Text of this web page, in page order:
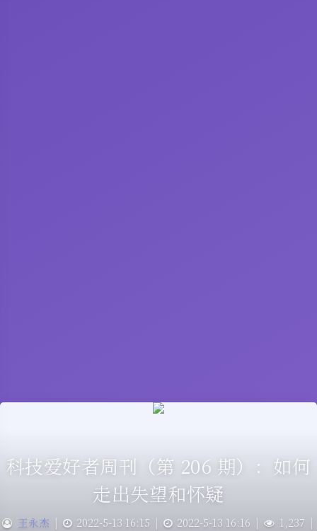
科技爱好者周刊（第 206 期）：如何
走出失望和怀疑
王永杰 | 2022-5-13 16:15 | 2022-5-13 16:16 | 1,237 |